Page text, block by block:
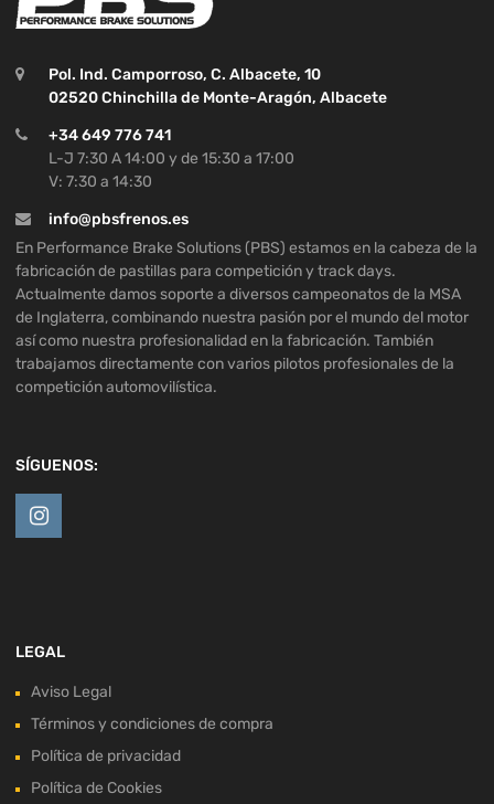
Pol. Ind. Camporroso, C. Albacete, 10
02520 Chinchilla de Monte-Aragón, Albacete
+34 649 776 741
L-J 7:30 A 14:00 y de 15:30 a 17:00
V: 7:30 a 14:30
info@pbsfrenos.es
En Performance Brake Solutions (PBS) estamos en la cabeza de la
fabricación de pastillas para competición y track days.
Actualmente damos soporte a diversos campeonatos de la MSA
de Inglaterra, combinando nuestra pasión por el mundo del motor
así como nuestra profesionalidad en la fabricación. También
trabajamos directamente con varios pilotos profesionales de la
competición automovilística.
SÍGUENOS:
LEGAL
Aviso Legal
Términos y condiciones de compra
Política de privacidad
Política de Cookies